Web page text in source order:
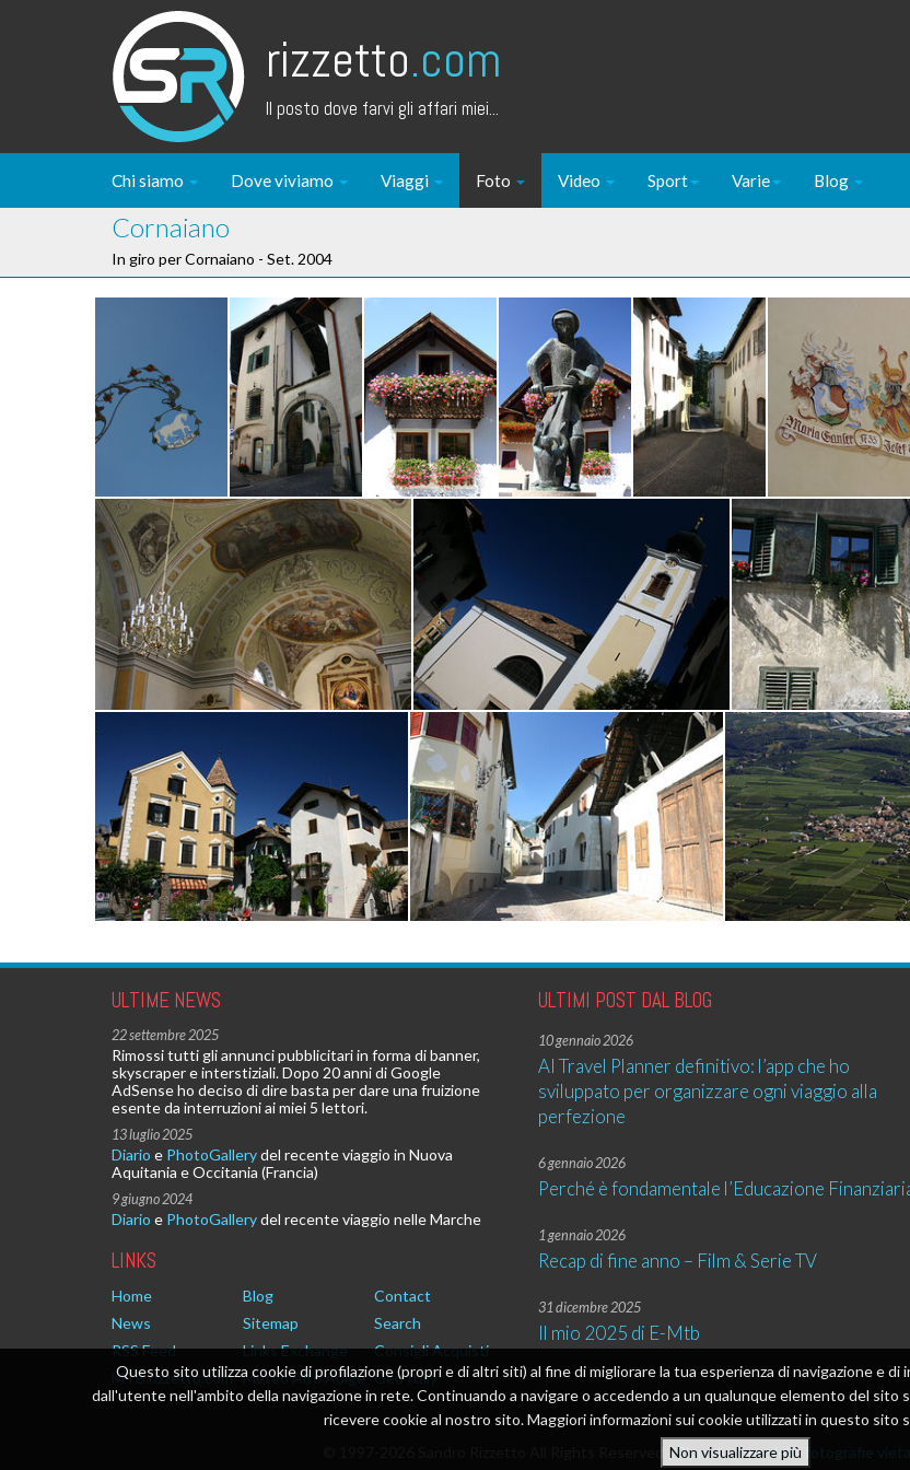
rizzetto.com
Il posto dove farvi gli affari miei...
Chi siamo Dove viviamo Viaggi Foto Video Sport Varie Blog
Cornaiano
In giro per Cornaiano - Set. 2004
ULTIME NEWS
22 settembre 2025
Rimossi tutti gli annunci pubblicitari in forma di banner,
skyscraper e interstiziali. Dopo 20 anni di Google
AdSense ho deciso di dire basta per dare una fruizione
esente da interruzioni ai miei 5 lettori.
13 luglio 2025
Diario e PhotoGallerydel recente viaggio in Nuova
Aquitania e Occitania (Francia)
9 giugno 2024
Diario e PhotoGallerydel recente viaggio nelle Marche
LINKS
Home Blog
Contact
News
Sitemap
Search
RSS Feed
Links Exchange
Consigli Acquisti
MTB.rizzetto.com Meteo Alto Adige Geo Italy
ULTIMI POST DAL BLOG
10 gennaio 2026
AI Travel Planner definitivo: l’app che ho
sviluppato per organizzare ogni viaggio alla
perfezione
6 gennaio 2026
Perché è fondamentale l’Educazione
1 gennaio 2026
Recap di fine anno – Film & Serie TV
31 dicembre 2025
Il mio 2025 di E-Mtb
© 1997-2026 Sandro Rizzetto All Rights Reserved |Riproduzione delle fotografie
Questo sito utilizza cookie di profilazione (propri e di altri siti) al fine di migliorare la tua esperienza di navigazione e
dall'utente nell'ambito della navigazione in rete. Continuando a navigare o accedendo a un qualunque elemento del
ricevere cookie al nostro sito. Maggiori informazioni sui cookie utilizzati in questo sito